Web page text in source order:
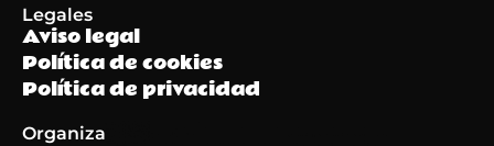
Legales
Aviso legal
Política de cookies
Política de privacidad
Organiza